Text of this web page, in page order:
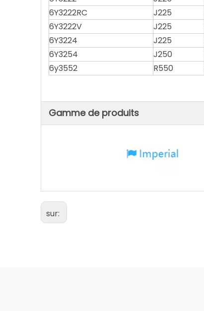
6Y3222RC
J225
6Y3222V
J225
6Y3224
J225
6Y3254
J250
6y3552
R550
Gamme de produits
sur: